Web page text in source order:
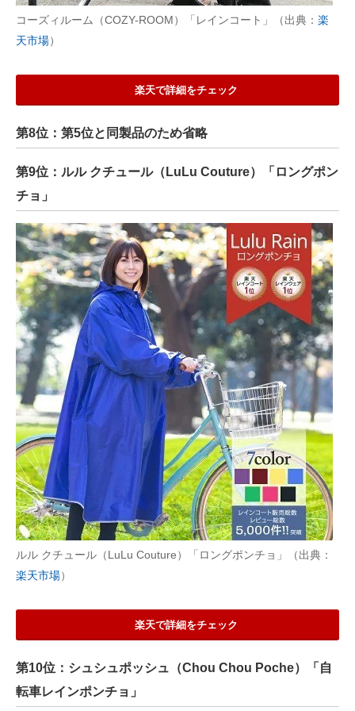
コーズィルーム（COZY-ROOM）「レインコート」（出典： 楽
天市場）
楽天で詳細をチェック
第8位：第5位と同製品のため省略
第9位：ルル クチュール（LuLu Couture）「ロングポン
チョ」
ルル クチュール（LuLu Couture）「ロングポンチョ」（出典：
楽天市場）
楽天で詳細をチェック
第10位：シュシュポッシュ（Chou Chou Poche）「自
転車レインポンチョ」